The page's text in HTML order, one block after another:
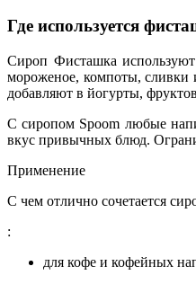
Где используется
Сироп Фисташка
мороженое, компоты, сливки
добавляют в йогурты,
С сиропом Spoom любые
вкус привычных блюд.
Применение
С чем отлично сочетается
:
для кофе и кофейных